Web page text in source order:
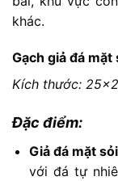
khác.
Gạch giả đá
Kích thước:
Đặc điểm:
Giả đá mặt
với đá tự